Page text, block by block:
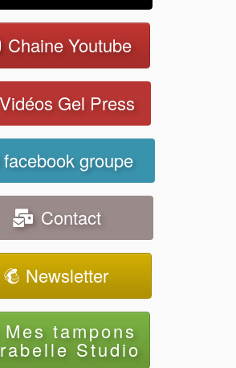
Chaine Youtube
Vidéos Gel Press
facebook groupe
Contact
Newsletter
Mes tampons
Studio